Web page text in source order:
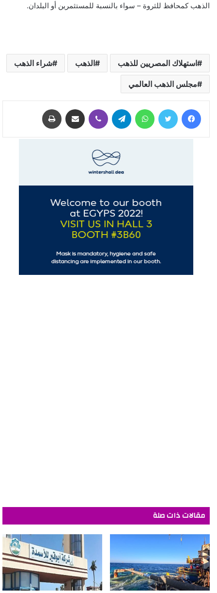
الذهب كمحافظ للثروة – سواء بالنسبة للمستثمرين أو البلدان.
استهلاك المصريين للذهب الذهب شراء الذهب
مجلس الذهب العالمي
فيسبوك تويتر واتساب تيلقرام ڤايبر مشاركة عبر البريد
مقالات ذات صلة